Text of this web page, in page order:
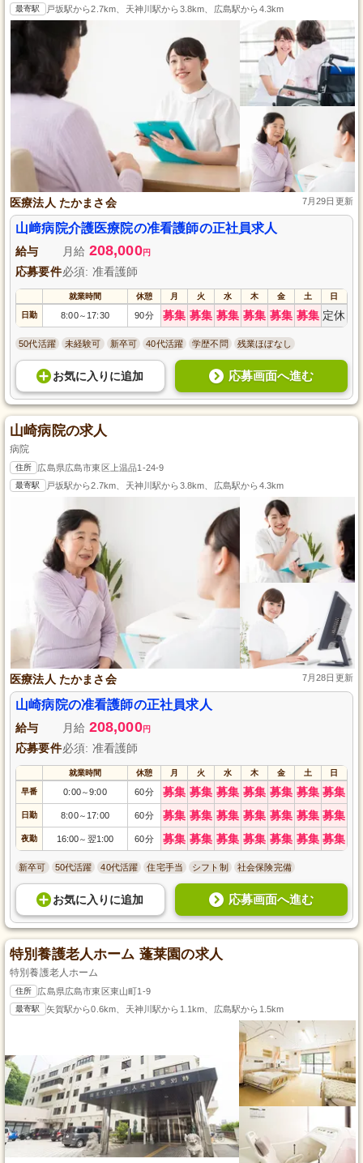
最寄駅 戸坂駅から2.7km、天神川駅から3.8km、広島駅から4.3km
医療法人 たかまさ会 7月29日更新
山﨑病院介護医療院の准看護師の正社員求人
給与 月給 208,000円
応募要件必須: 准看護師
就業時間 休憩 月 火 水 木 金 土 日
日勤 8:00～ 17:30 90分 募集 募集 募集 募集 募集 募集 定休
50代活躍 未経験可 新卒可 40代活躍 学歴不問 残業ほぼなし
お気に入り に追加 応募画面へ進む
山崎病院の求人
病院
住所 広島県広島市東区上温品1-24-9
最寄駅 戸坂駅から2.7km、天神川駅から3.8km、広島駅から4.3km
医療法人 たかまさ会 7月28日更新
山崎病院の准看護師の正社員求人
給与 月給 208,000円
応募要件必須: 准看護師
就業時間 休憩 月 火 水 木 金 土 日
早番 0:00～9:00 60分 募集 募集 募集 募集 募集 募集 募集
日勤 8:00～ 17:00 60分 募集 募集 募集 募集 募集 募集 募集
夜勤 16:00～ 翌1:00 60分 募集 募集 募集 募集 募集 募集 募集
新卒可 50代活躍 40代活躍 住宅手当 シフト制 社会保険完備
お気に入り に追加 応募画面へ進む
特別養護老人ホーム 蓬莱園の求人
特別養護老人ホーム
住所 広島県広島市東区東山町1-9
最寄駅 矢賀駅から0.6km、天神川駅から1.1km、広島駅から1.5km